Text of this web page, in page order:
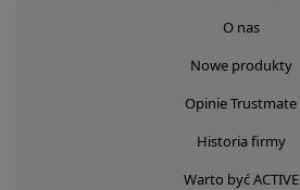
O nas
Nowe produkty
Opinie Trustmate
Historia firmy
Warto być ACTIVE